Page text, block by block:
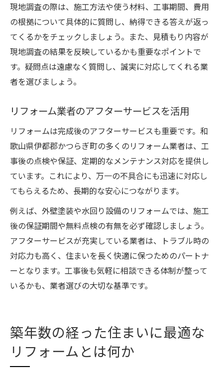
現地調査の際は、施工方法や使う材料、工事期間、費用
の根拠について具体的に質問し、納得できる答えが返っ
てくるかをチェックしましょう。また、見積もり内容が
現地調査の結果を反映しているかも重要なポイントで
す。疑問点は遠慮なく質問し、誠実に対応してくれる業
者を選びましょう。
リフォーム業者のアフターサービスを活用
リフォームは完成後のアフターサービスも重要です。和
歌山県伊都郡かつらぎ町の多くのリフォーム業者は、工
事後の点検や保証、定期的なメンテナンス対応を提供し
ています。これにより、万一の不具合にも迅速に対応し
てもらえるため、長期的な安心につながります。
例えば、外壁塗装や水回り設備のリフォームでは、施工
後の保証期間や無料点検の有無を必ず確認しましょう。
アフターサービスが充実している業者は、トラブル時の
対応力も高く、住まいを長く快適に保つためのパートナ
ーとなります。工事後も気軽に相談できる体制が整って
いるかも、業者選びの大切な基準です。
築年数の経った住まいに最適な
リフォームとは何か